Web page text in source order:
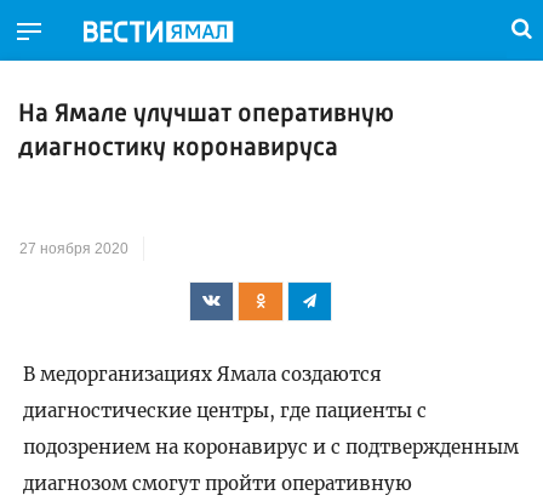
На Ямале улучшат оперативную
диагностику коронавируса
27 ноября 2020
В медорганизациях Ямала создаются
диагностические центры, где пациенты с
подозрением на коронавирус и с подтвержденным
диагнозом смогут пройти оперативную